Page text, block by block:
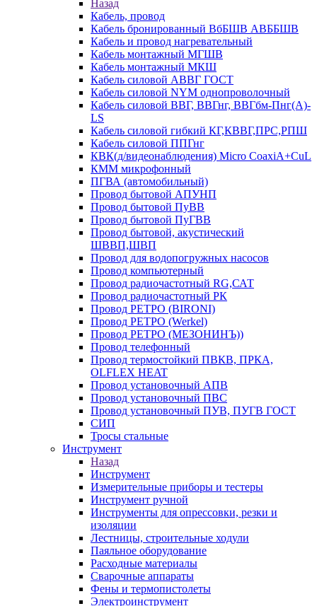
Назад
Кабель, провод
Кабель бронированный ВбБШВ АВББШВ
Кабель и провод нагревательный
Кабель монтажный МГШВ
Кабель монтажный МКШ
Кабель силовой АВВГ ГОСТ
Кабель силовой NYM однопроволочный
Кабель силовой ВВГ, ВВГнг, ВВГбм-Пнг(А)-
LS
Кабель силовой гибкий КГ,КВВГ,ПРС,РПШ
Кабель силовой ППГнг
КВК(д/видеонаблюдения) Micro CoaxiA+CuL
КММ микрофонный
ПГВА (автомобильный)
Провод бытовой АПУНП
Провод бытовой ПуВВ
Провод бытовой ПуГВВ
Провод бытовой, акустический
ШВВП,ШВП
Провод для водопогружных насосов
Провод компьютерный
Провод радиочастотный RG,САТ
Провод радиочастотный РК
Провод РЕТРО (BIRONI)
Провод РЕТРО (Werkel)
Провод РЕТРО (МЕЗОНИНЪ))
Провод телефонный
Провод термостойкий ПВКВ, ПРКА,
OLFLEX HEAT
Провод установочный АПВ
Провод установочный ПВС
Провод установочный ПУВ, ПУГВ ГОСТ
СИП
Тросы стальные
Инструмент
Назад
Инструмент
Измерительные приборы и тестеры
Инструмент ручной
Инструменты для опрессовки, резки и
изоляции
Лестницы, строительные ходули
Паяльное оборудование
Расходные материалы
Сварочные аппараты
Фены и термопистолеты
Электроинструмент